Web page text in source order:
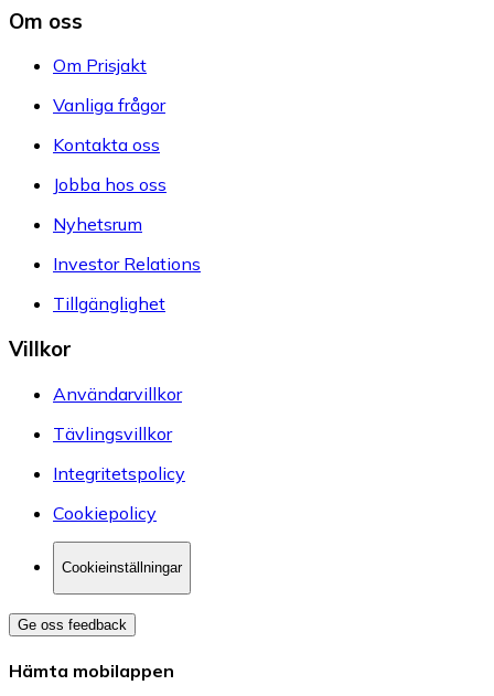
Om oss
Om Prisjakt
Vanliga frågor
Kontakta oss
Jobba hos oss
Nyhetsrum
Investor Relations
Tillgänglighet
Villkor
Användarvillkor
Tävlingsvillkor
Integritetspolicy
Cookiepolicy
Cookieinställningar
Ge oss feedback
Hämta mobilappen